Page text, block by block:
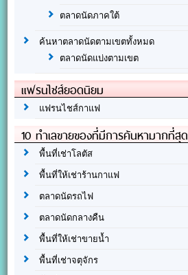
ตลาดนัดภาคใต้
ค้นหาตลาดนัดตามเขตทั้งหมด
ตลาดนัดแบ่งตามเขต
แฟรนไชส์ยอดนิยม
แฟรนไชส์กาแฟ
10 ทำเลขายของที่มีการค้นหามากที่สุด
พื้นที่เช่าโลตัส
พื้นที่ให้เช่าร้านกาแฟ
ตลาดนัดรถไฟ
ตลาดนัดกลางคืน
พื้นที่ให้เช่าขายน้ำ
พื้นที่เช่าจตุจักร